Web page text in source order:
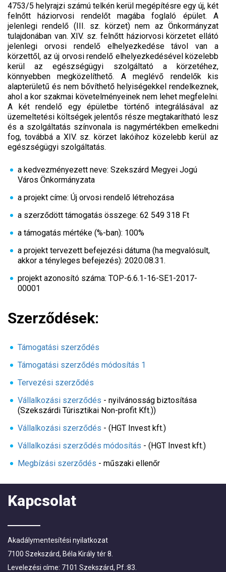
4753/5 helyrajzi számú telkén kerül megépítésre egy új, két
felnőtt háziorvosi rendelőt magába foglaló épület. A
jelenlegi rendelő (III. sz. körzet) nem az Önkormányzat
tulajdonában van. XIV. sz. felnőtt háziorvosi körzetet ellátó
jelenlegi orvosi rendelő elhelyezkedése távol van a
körzettől, az új orvosi rendelő elhelyezkedésével közelebb
kerül az egészségügyi szolgáltató a körzetéhez,
könnyebben megközelíthető. A meglévő rendelők kis
alapterületű és nem bővíthető helyiségekkel rendelkeznek,
ahol a kor szakmai követelményeinek nem lehet megfelelni.
A két rendelő egy épületbe történő integrálásával az
üzemeltetési költségek jelentős része megtakarítható lesz
és a szolgáltatás színvonala is nagymértékben emelkedni
fog, továbbá a XIV. sz. körzet lakóihoz közelebb kerül az
egészségügyi szolgáltatás.
a kedvezményezett neve: Szekszárd Megyei Jogú
Város Önkormányzata
a projekt címe: Új orvosi rendelő létrehozása
a szerződött támogatás összege: 62 549 318 Ft
a támogatás mértéke (%-ban): 100%
a projekt tervezett befejezési dátuma (ha megvalósult,
akkor a tényleges befejezés): 2020.08.31.
projekt azonosító száma: TOP-6.6.1-16-SE1-2017-
00001
Szerződések:
Támogatási szerződés
Támogatási szerződés módosítás 1
Tervezési szerződés
Vállalkozási szerződés - nyilvánosság biztosítása
(Szekszárdi Túrisztikai Non-profit Kft.))
Vállalkozási szerződés - (HGT Invest kft.)
Vállalkozási szerződés módosítás - (HGT Invest kft.)
Megbízási szerződés - műszaki ellenőr
Kapcsolat
Akadálymentesítési nyilatkozat
7100 Szekszárd, Béla Király tér 8.
Levelezési címe: 7101 Szekszárd, Pf.:83.